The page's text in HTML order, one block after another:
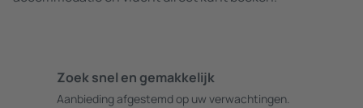
Zoek snel en gemakkelijk
Aanbieding afgestemd op uw verwachtingen.